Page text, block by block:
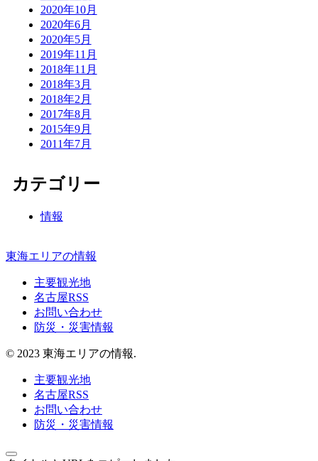
2020年10月
2020年6月
2020年5月
2019年11月
2018年11月
2018年3月
2018年2月
2017年8月
2015年9月
2011年7月
カテゴリー
情報
東海エリアの情報
主要観光地
名古屋RSS
お問い合わせ
防災・災害情報
© 2023 東海エリアの情報.
主要観光地
名古屋RSS
お問い合わせ
防災・災害情報